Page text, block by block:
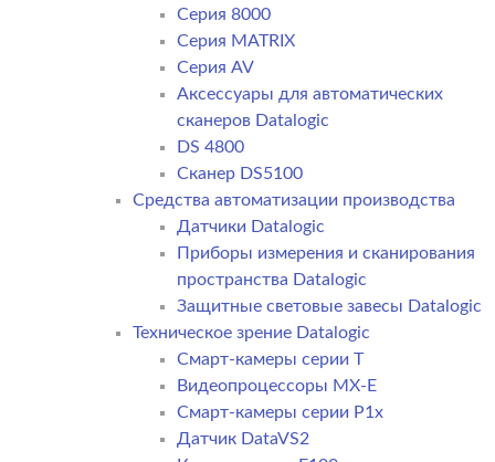
Серия 8000
Серия MATRIX
Серия AV
Аксессуары для автоматических
сканеров Datalogic
DS 4800
Сканер DS5100
Средства автоматизации производства
Датчики Datalogic
Приборы измерения и сканирования
пространства Datalogic
Защитные световые завесы Datalogic
Техническое зрение Datalogic
Смарт-камеры серии T
Видеопроцессоры MX-E
Смарт-камеры серии P1x
Датчик DataVS2